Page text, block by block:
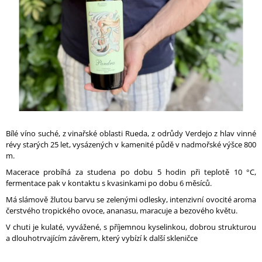
Bílé víno suché, z vinařské oblasti Rueda, z odrůdy Verdejo z hlav vinné
révy starých 25 let, vysázených v kamenité půdě v nadmořské výšce 800
m.
Macerace probíhá za studena po dobu 5 hodin při teplotě 10 °C,
fermentace pak v kontaktu s kvasinkami po dobu 6 měsíců.
Má slámově žlutou barvu se zelenými odlesky, intenzivní ovocité aroma
čerstvého tropického ovoce, ananasu, maracuje a bezového květu.
V chuti je kulaté, vyvážené, s příjemnou kyselinkou, dobrou strukturou
a dlouhotrvajícím závěrem, který vybízí k další skleničce
A
T
HLEDAT
D
O
P
O
R
U